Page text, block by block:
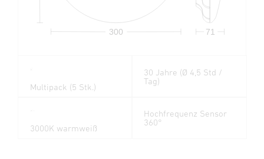
71
300
Multipack (5 Stk.)
30 Jahre (Ø 4,5 Std /
Tag)
3000K warmweiß
Hochfrequenz Sensor
360°